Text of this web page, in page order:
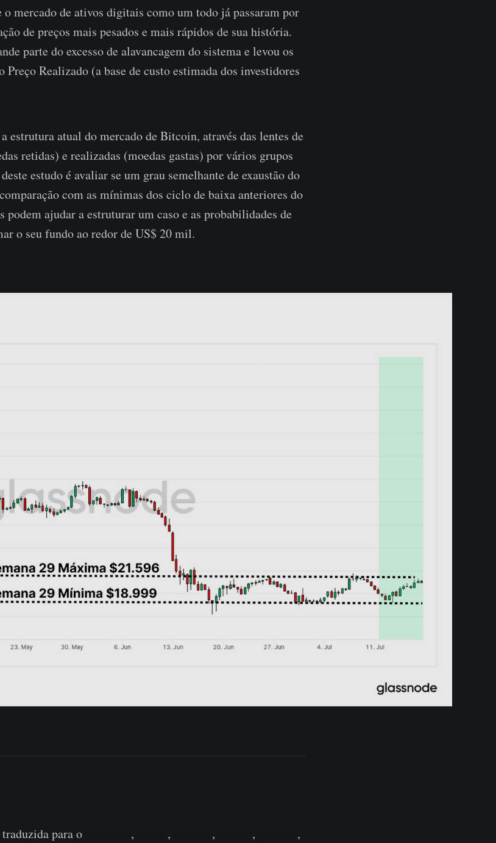
mercado de ativos digitais como um todo já passaram por
de preços mais pesados ​​e mais rápidos de sua história.
parte do excesso de alavancagem do sistema e levou os
Realizado (a base de custo estimada dos investidores
estrutura atual do mercado de Bitcoin, através das lentes de
retidas) e realizadas (moedas gastas) por vários grupos
estudo é avaliar se um grau semelhante de exaustão do
com as mínimas dos ciclo de baixa anteriores do
podem ajudar a estruturar um caso e as probabilidades de
o seu fundo ao redor de US$ 20 mil.
para o , , , ,
,